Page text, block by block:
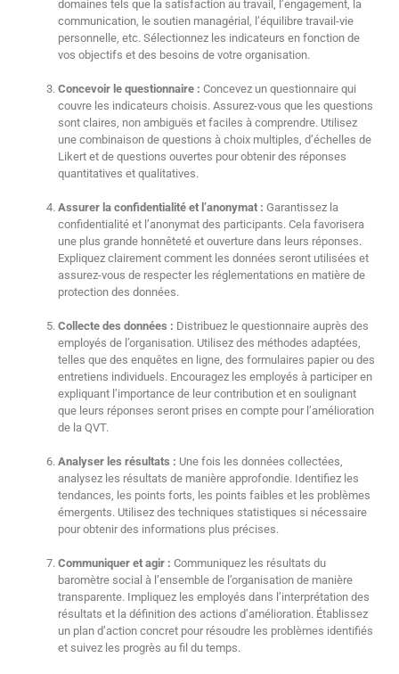
domaines tels que la satisfaction au travail, l’engagement, la
communication, le soutien managérial, l’équilibre travail-vie
personnelle, etc. Sélectionnez les indicateurs en fonction de
vos objectifs et des besoins de votre organisation.
Concevoir le questionnaire : Concevez un questionnaire qui
couvre les indicateurs choisis. Assurez-vous que les questions
sont claires, non ambiguës et faciles à comprendre. Utilisez
une combinaison de questions à choix multiples, d’échelles de
Likert et de questions ouvertes pour obtenir des réponses
quantitatives et qualitatives.
Assurer la confidentialité et l’anonymat : Garantissez la
confidentialité et l’anonymat des participants. Cela favorisera
une plus grande honnêteté et ouverture dans leurs réponses.
Expliquez clairement comment les données seront utilisées et
assurez-vous de respecter les réglementations en matière de
protection des données.
Collecte des données : Distribuez le questionnaire auprès des
employés de l’organisation. Utilisez des méthodes adaptées,
telles que des enquêtes en ligne, des formulaires papier ou des
entretiens individuels. Encouragez les employés à participer en
expliquant l’importance de leur contribution et en soulignant
que leurs réponses seront prises en compte pour l’amélioration
de la QVT.
Analyser les résultats : Une fois les données collectées,
analysez les résultats de manière approfondie. Identifiez les
tendances, les points forts, les points faibles et les problèmes
émergents. Utilisez des techniques statistiques si nécessaire
pour obtenir des informations plus précises.
Communiquer et agir : Communiquez les résultats du
baromètre social à l’ensemble de l’organisation de manière
transparente. Impliquez les employés dans l’interprétation des
résultats et la définition des actions d’amélioration. Établissez
un plan d’action concret pour résoudre les problèmes identifiés
et suivez les progrès au fil du temps.